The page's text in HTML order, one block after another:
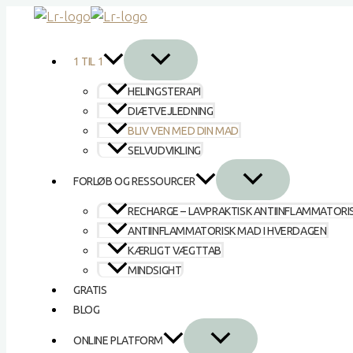
1 TIL 1
HELINGSTERAPI
DIÆTVEJLEDNING
BLIV VEN MED DIN MAD
SELVUDVIKLING
FORLØB OG RESSOURCER
RECHARGE – LAVPRAKTISK
ANTIINFLAMMATORISK MAD I HVERDAGEN
KÆRLIGT VÆGTTAB
MINDSIGHT
GRATIS
BLOG
ONLINE PLATFORM